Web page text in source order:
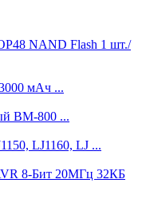
NAND Flash 1 шт./
мАч ...
BM-800 ...
LJ1160, LJ ...
8-Бит 20МГц 32КБ